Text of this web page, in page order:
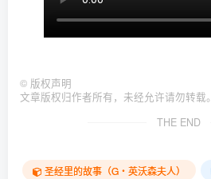
© 版权声明
文章版权归作者所有，未经允许请勿转载。
THE END
圣经里的故事（G‧英沃森夫人）